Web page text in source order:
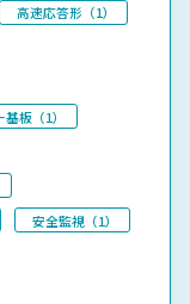
高速応答形（1）
板（1）
安全監視（1）